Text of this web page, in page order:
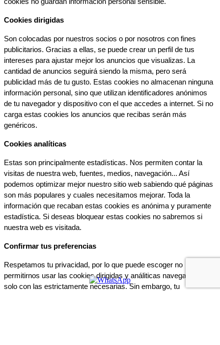
Cookies dirigidas
Son colocadas por nuestros socios o por nosotros con fines
publicitarios. Gracias a ellas, se puede crear un perfil de tus
intereses para ajustar mejor los anuncios que visualizas. La
cantidad de anuncios seguirá siendo la misma, pero será
publicidad más de tu gusto. Estas cookies no almacenan ninguna
información personal, sino que utilizan identificadores anónimos
de tu navegador y dispositivo con el que accedes a internet. Si no
carga estas cookies los anuncios que recibas serán más
genéricos.
Cookies analíticas
Estas son principalmente estadísticas. Nos permiten contar la
visitas de nuestra web, fuentes, medios, navegación... Así
podemos optimizar mejor nuestro sitio web sabiendo qué páginas
son más populares y cuales necesitamos mejorar. Toda la
información que recaban estas cookies es anónima y puramente
estadística. Si deseas bloquear estas cookies no sabremos si
nuestra web es visitada.
Confirmar tus preferencias
Respetamos tu privacidad, por lo que puede escoger no
permitirnos usar las cookies dirigidas y análiticas navegando tan
solo con las estrictamente necesarias. Sin embargo, tu